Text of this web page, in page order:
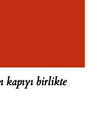
kapıyı birlikte